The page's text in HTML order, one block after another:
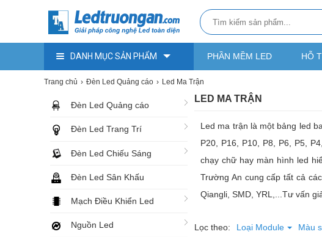
DANH MỤC SẢN PHẨM PHẦN MỀM LED HỖ
Trang chủ Đèn Led Quảng cáo Led Ma Trận
Đèn Led Quảng cáo
Đèn Led Trang Trí
Đèn Led Chiếu Sáng
Đèn Led Sân Khấu
Mạch Điều Khiển Led
Nguồn Led
LED MA TRẬN
Led ma trận là một bảng led
P20, P16, P10, P8, P6, P5,
chạy chữ hay màn hình led
Trường An cung cấp tất cả
Qiangli, SMD, YRL,...Tư vấn
Lọc theo: Loại Module Màu